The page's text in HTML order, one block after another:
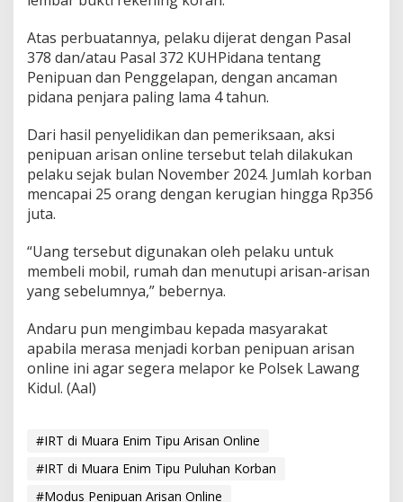
Atas perbuatannya, pelaku dijerat dengan Pasal
378 dan/atau Pasal 372 KUHPidana tentang
Penipuan dan Penggelapan, dengan ancaman
pidana penjara paling lama 4 tahun.
Dari hasil penyelidikan dan pemeriksaan, aksi
penipuan arisan online tersebut telah dilakukan
pelaku sejak bulan November 2024. Jumlah korban
mencapai 25 orang dengan kerugian hingga Rp356
juta.
“Uang tersebut digunakan oleh pelaku untuk
membeli mobil, rumah dan menutupi arisan-arisan
yang sebelumnya,” bebernya.
Andaru pun mengimbau kepada masyarakat
apabila merasa menjadi korban penipuan arisan
online ini agar segera melapor ke Polsek Lawang
Kidul. (Aal)
#IRT di Muara Enim Tipu Arisan Online
#IRT di Muara Enim Tipu Puluhan Korban
#Modus Penipuan Arisan Online